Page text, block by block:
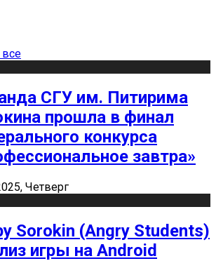
СГУ им. Питирима
прошла в финал
конкурса
завтра»
Четверг
Sorokin (Angry Students)
игры на Android